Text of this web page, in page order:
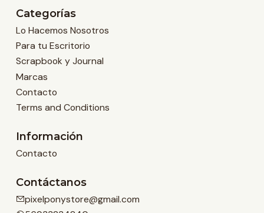
Categorías
Lo Hacemos Nosotros
Para tu Escritorio
Scrapbook y Journal
Marcas
Contacto
Terms and Conditions
Información
Contacto
Contáctanos
pixelponystore@gmail.com